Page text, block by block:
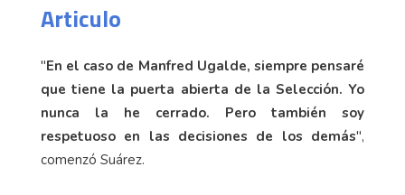
Articulo
"En el caso de Manfred Ugalde, siempre pensaré
que tiene la puerta abierta de la Selección. Yo
nunca la he cerrado. Pero también soy
respetuoso en las decisiones de los demás",
comenzó Suárez.